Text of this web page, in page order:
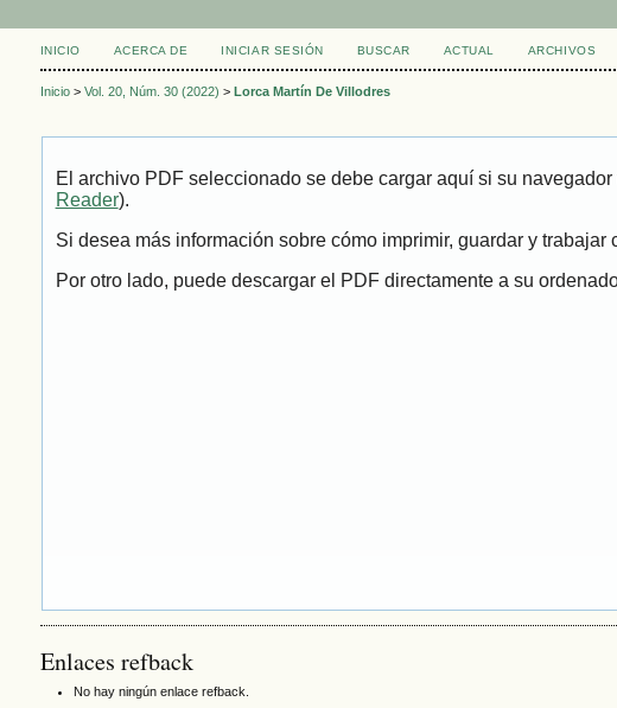
INICIO ACERCA DE INICIAR SESIÓN BUSCAR ACTUAL ARCHIVOS
Inicio> Vol. 20, Núm. 30 (2022) > Lorca Martín De Villodres
El archivo PDF seleccionado se debe cargar aquí si su
Reader).
Si desea más información sobre cómo imprimir, guardar y
Por otro lado, puede descargar el PDF directamente a su
Enlaces refback
No hay ningún enlace refback.